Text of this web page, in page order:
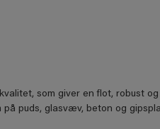
som giver en ﬂot, robust
puds, glasvæv, beton og